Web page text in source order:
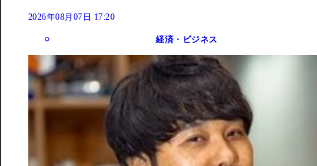
2026年08月07日 17:20
経済・ビジネス